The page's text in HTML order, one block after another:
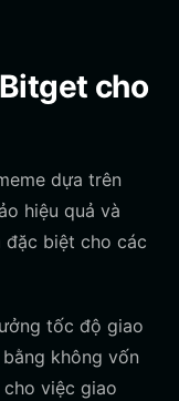
cho
dựa trên
hiệu quả và
biệt cho các
tốc độ giao
không vốn
cho việc giao